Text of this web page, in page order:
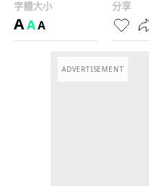
字體大小
AAA
分享
ADVERTISEMENT